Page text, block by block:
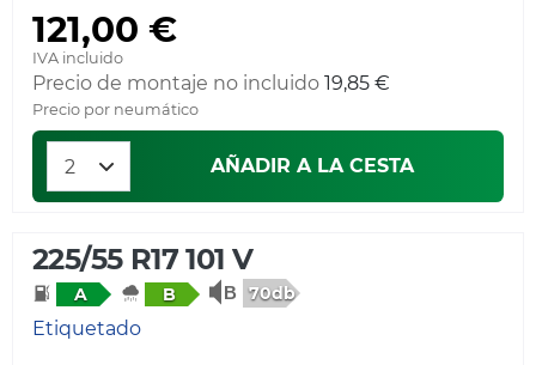
121,00 €
IVA incluido
Precio de montaje no incluido 19,85 €
Precio por neumático
AÑADIR A LA CESTA
225/55 R17 101 V
A B 70db
Etiquetado